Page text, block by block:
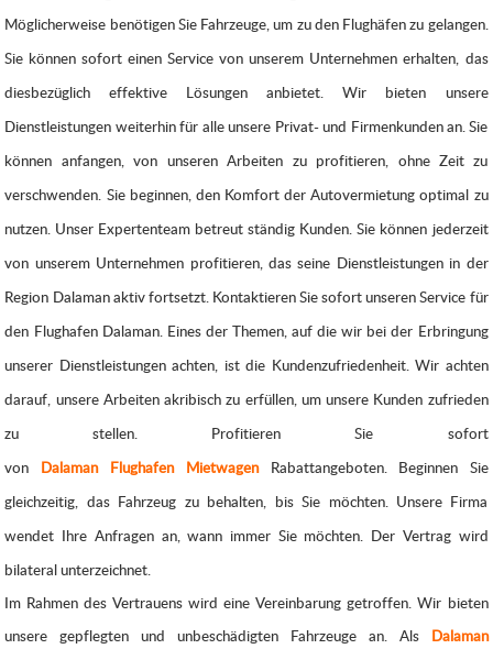
Möglicherweise benötigen Sie Fahrzeuge, um zu den Flughäfen zu gelangen.
Sie können sofort einen Service von unserem Unternehmen erhalten, das
diesbezüglich effektive Lösungen anbietet. Wir bieten unsere
Dienstleistungen weiterhin für alle unsere Privat- und Firmenkunden an. Sie
können anfangen, von unseren Arbeiten zu profitieren, ohne Zeit zu
verschwenden. Sie beginnen, den Komfort der Autovermietung optimal zu
nutzen. Unser Expertenteam betreut ständig Kunden. Sie können jederzeit
von unserem Unternehmen profitieren, das seine Dienstleistungen in der
Region Dalaman aktiv fortsetzt. Kontaktieren Sie sofort unseren Service für
den Flughafen Dalaman. Eines der Themen, auf die wir bei der Erbringung
unserer Dienstleistungen achten, ist die Kundenzufriedenheit. Wir achten
darauf, unsere Arbeiten akribisch zu erfüllen, um unsere Kunden zufrieden
zu stellen. Profitieren Sie sofort
von Dalaman Flughafen MietwagenRabattangeboten. Beginnen Sie
gleichzeitig, das Fahrzeug zu behalten, bis Sie möchten. Unsere Firma
wendet Ihre Anfragen an, wann immer Sie möchten. Der Vertrag wird
bilateral unterzeichnet.
Im Rahmen des Vertrauens wird eine Vereinbarung getroffen. Wir bieten
unsere gepflegten und unbeschädigten Fahrzeuge an. Als Dalaman